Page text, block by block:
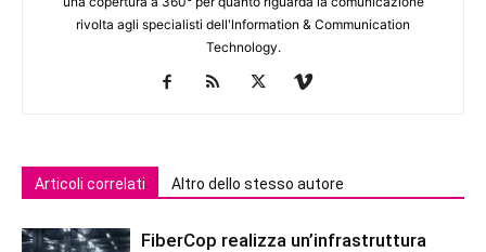
rivolta agli specialisti dell'lnformation & Communication
Technology.
Articoli correlati Altro dello stesso autore
FiberCop realizza un’infrastruttura